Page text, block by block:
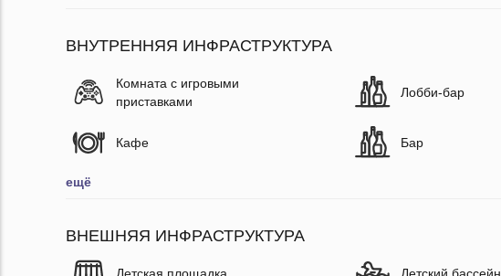
ВНУТРЕННЯЯ ИНФРАСТРУКТУРА
Комната с игровыми
приставками
Лобби-бар
Кафе Бар
ещё
ВНЕШНЯЯ ИНФРАСТРУКТУРА
Детская площадка Детский бассейн